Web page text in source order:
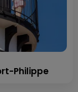
Philippe